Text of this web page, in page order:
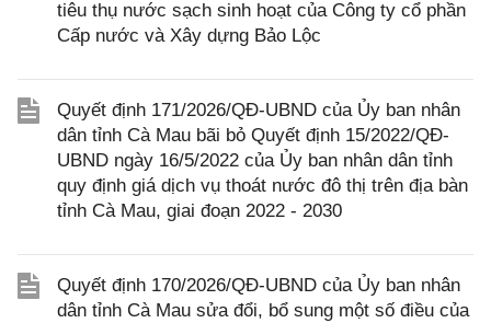
tiêu thụ nước sạch sinh hoạt của Công ty cổ phần
Cấp nước và Xây dựng Bảo Lộc
Quyết định 171/2026/QĐ-UBND của Ủy ban nhân
dân tỉnh Cà Mau bãi bỏ Quyết định 15/2022/QĐ-
UBND ngày 16/5/2022 của Ủy ban nhân dân tỉnh
quy định giá dịch vụ thoát nước đô thị trên địa bàn
tỉnh Cà Mau, giai đoạn 2022 - 2030
Quyết định 170/2026/QĐ-UBND của Ủy ban nhân
dân tỉnh Cà Mau sửa đổi, bổ sung một số điều của